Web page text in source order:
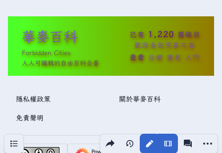
分享此頁面
視圖 更多
目次
華麥百科
Forbidden Cities
人人可編輯的自由百科全書
已有 1,220 篇條目
歡迎各位完善內容
查看 分類 變更 入門
隱私權政策 關於華麥百科
免責聲明